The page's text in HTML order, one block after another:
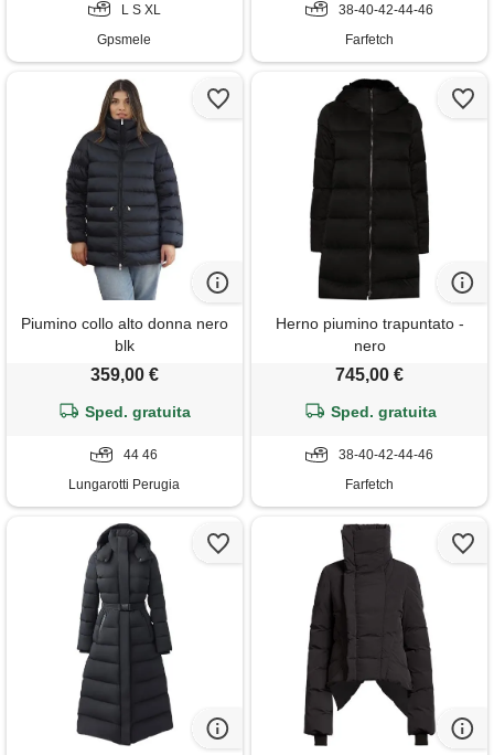
L S XL
Gpsmele
38-40-42-44-46
Farfetch
Piumino collo alto donna nero
blk
359,00 €
Sped. gratuita
44 46
Lungarotti Perugia
Herno piumino trapuntato -
nero
745,00 €
Sped. gratuita
38-40-42-44-46
Farfetch